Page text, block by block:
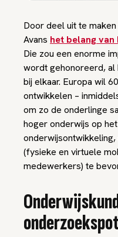
Door deel uit te
Avans het belang van
Die zou een enorme
wordt gehonoreerd,
bij elkaar. Europa wil
ontwikkelen –
om zo de onderlinge
hoger onderwijs op
(fysieke en virtuele
medewerkers) te